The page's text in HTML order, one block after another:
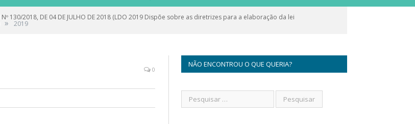
Nº 130/2018, DE 04 DE JULHO DE 2018 (LDO 2019 Dispõe sobre as diretrizes para a elaboração da lei
» 2019
0
NÃO ENCONTROU O QUE QUERIA?